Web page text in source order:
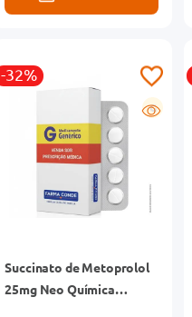
-32%
G
Succinato de Metoprolol
25mg Neo Química